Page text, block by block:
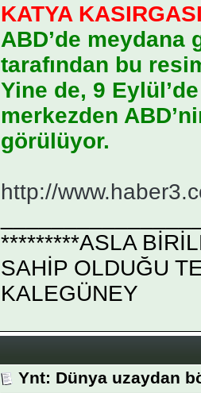
KATYA
ABD’de meydana
tarafından bu
Yine de, 9
merkezden
görülüyor.
http://
*********ASLA
SAHİP OLDUĞU
KALEGÜNEY
Ynt: Dünya uzaydan